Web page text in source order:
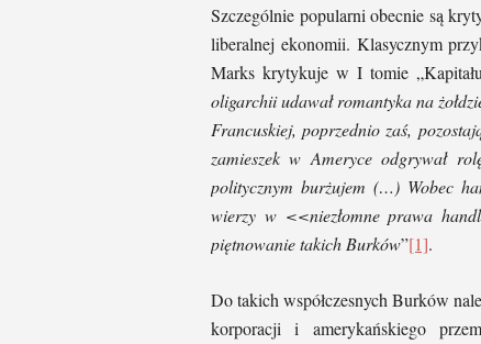
Szczególnie popularni obecnie są
liberalnej ekonomii. Klasycznym
Marks krytykuje w I tomie
oligarchii udawał romantyka na
Francuskiej, poprzednio zaś,
zamieszek w Ameryce odgrywał
politycznym burżujem (…) Wobec
wierzy w <<niezłomne prawa
piętnowanie takich Burków”[1].
Do takich współczesnych Burków
korporacji i amerykańskiego